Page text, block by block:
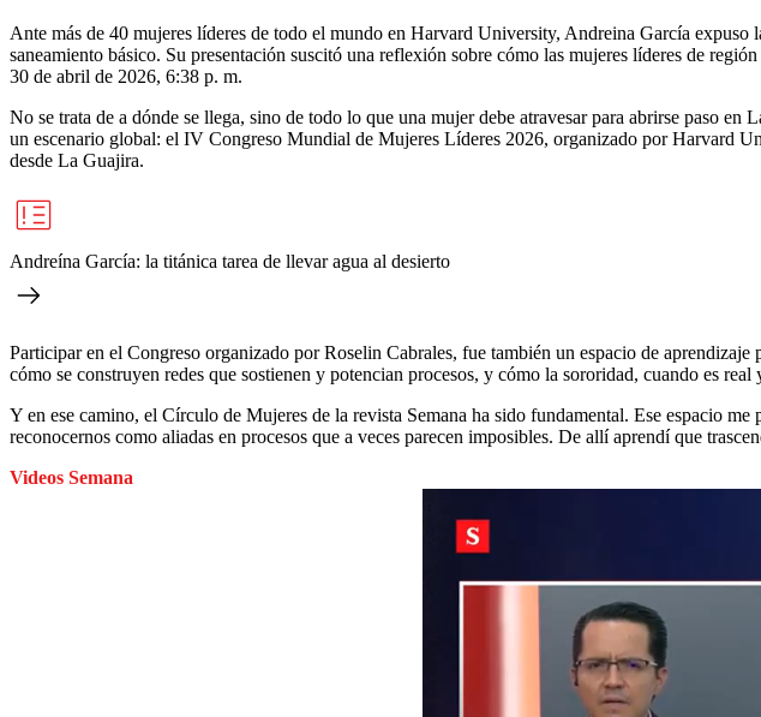
Ante más de 40 mujeres líderes de todo el mundo en Harvard University, Andreina García
saneamiento básico. Su presentación suscitó una reflexión sobre cómo las mujeres líderes de
30 de abril de 2026, 6:38 p. m.
No se trata de a dónde se llega, sino de todo lo que una mujer debe atravesar para abrirse paso
un escenario global: el IV Congreso Mundial de Mujeres Líderes 2026, organizado por Harvard
desde La Guajira.
Andreína García: la titánica tarea de llevar agua al desierto
Participar en el Congreso organizado por Roselin Cabrales, fue también un espacio de
cómo se construyen redes que sostienen y potencian procesos, y cómo la sororidad, cuando es
Y en ese camino, el Círculo de Mujeres de la revista Semana ha sido fundamental. Ese espacio
reconocernos como aliadas en procesos que a veces parecen imposibles. De allí aprendí que
Videos Semana